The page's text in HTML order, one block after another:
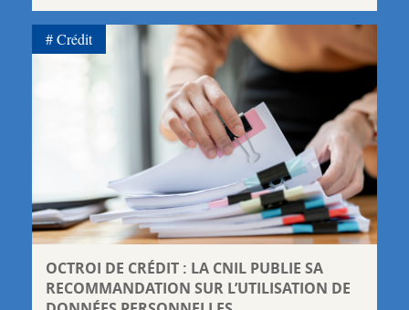
OCTROI DE CRÉDIT : LA CNIL PUBLIE SA
RECOMMANDATION SUR L’UTILISATION DE
Crédit